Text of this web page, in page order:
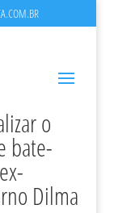
o
bate-
Dilma